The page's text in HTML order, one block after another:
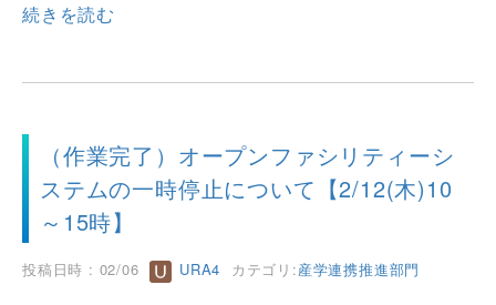
続きを読む
（作業完了）オープンファシリティーシ
ステムの一時停止について【2/12(木)10
～15時】
投稿日時 : 02/06 URA4 カテゴリ:産学連携推進部門